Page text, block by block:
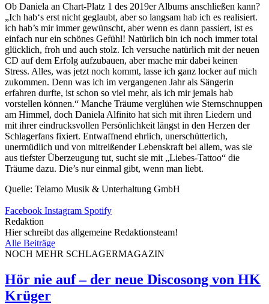
Ob Daniela an Chart-Platz 1 des 2019er Albums anschließen kann?
„Ich hab‘s erst nicht geglaubt, aber so langsam hab ich es realisiert.
ich hab’s mir immer gewünscht, aber wenn es dann passiert, ist es
einfach nur ein schönes Gefühl! Natürlich bin ich noch immer total
glücklich, froh und auch stolz. Ich versuche natürlich mit der neuen
CD auf dem Erfolg aufzubauen, aber mache mir dabei keinen
Stress. Alles, was jetzt noch kommt, lasse ich ganz locker auf mich
zukommen. Denn was ich im vergangenen Jahr als Sängerin
erfahren durfte, ist schon so viel mehr, als ich mir jemals hab
vorstellen können.“ Manche Träume verglühen wie Sternschnuppen
am Himmel, doch Daniela Alfinito hat sich mit ihren Liedern und
mit ihrer eindrucksvollen Persönlichkeit längst in den Herzen der
Schlagerfans fixiert. Entwaffnend ehrlich, unerschütterlich,
unermüdlich und von mitreißender Lebenskraft bei allem, was sie
aus tiefster Überzeugung tut, sucht sie mit „Liebes-Tattoo“ die
Träume dazu. Die’s nur einmal gibt, wenn man liebt.
Quelle: Telamo Musik & Unterhaltung GmbH
Facebook Instagram Spotify
Redaktion
Hier schreibt das allgemeine Redaktionsteam!
Alle Beiträge
NOCH MEHR SCHLAGERMAGAZIN
Hör nie auf – der neue Discosong von HK
Krüger